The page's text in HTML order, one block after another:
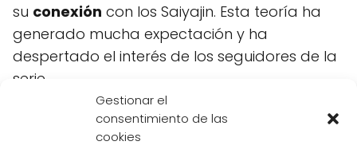
Gestionar el
consentimiento de las
cookies
su conexión con los Saiyajin. Esta teoría ha
generado mucha expectación y ha
despertado el interés de los seguidores de la
serie.
El impacto en la trama de Dragon Ball